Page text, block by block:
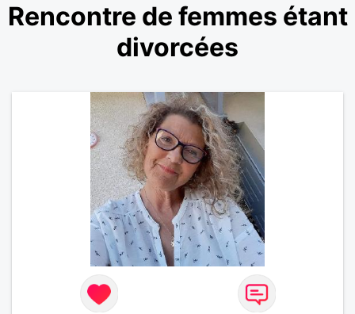
Rencontre de femmes étant
divorcées